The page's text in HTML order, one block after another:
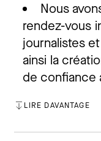
Nous
rendez-vous
journalistes
ainsi la
de confiance
LIRE DAVANTAGE